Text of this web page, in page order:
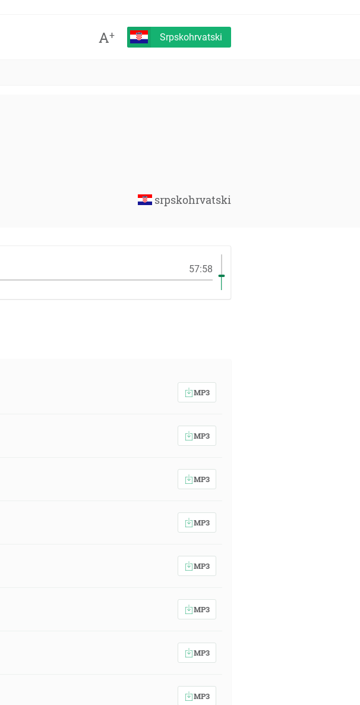
A+ Srpskohrvatski
srpskohrvatski
57:58
MP3
MP3
MP3
MP3
MP3
MP3
MP3
MP3